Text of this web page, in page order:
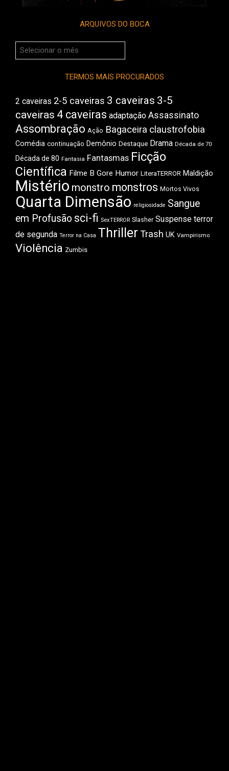
ARQUIVOS DO BOCA
Arquivos
do
TERMOS MAIS PROCURADOS
2 caveiras 2-5 caveiras 3 caveiras 3-5
caveiras 4 caveiras adaptação Assassinato
Assombração Ação Bagaceira claustrofobia
Comédia continuação Demônio Destaque Drama Década de 70
Década de 80 Fantasia Fantasmas Ficção
Científica Filme B Gore Humor LiteraTERROR Maldição
Mistério monstro monstros Mortos Vivos
Quarta Dimensão religiosidade Sangue
em Profusão sci-fi SexTERROR Slasher Suspense terror
de segunda Terror na Casa ThrillerTrash UK Vampirismo
Violência Zumbis